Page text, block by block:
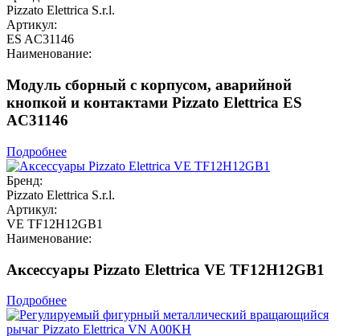
Pizzato Elettrica S.r.l.
Артикул:
ES AC31146
Наименование:
Модуль сборный с корпусом, аварийной
кнопкой и контактами Pizzato Elettrica ES
AC31146
Подробнее
Бренд:
Pizzato Elettrica S.r.l.
Артикул:
VE TF12H12GB1
Наименование:
Аксессуары Pizzato Elettrica VE TF12H12GB1
Подробнее